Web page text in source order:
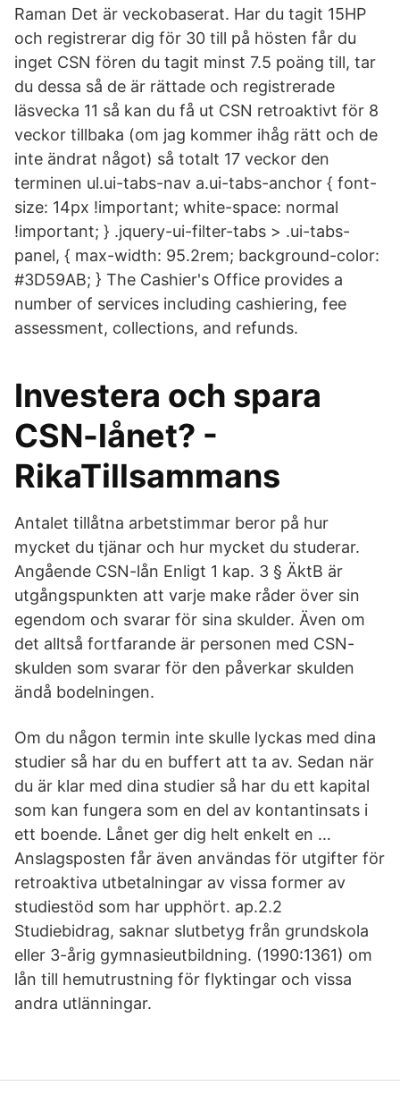
Raman Det är veckobaserat. Har du tagit 15HP
och registrerar dig för 30 till på hösten får du
inget CSN fören du tagit minst 7.5 poäng till, tar
du dessa så de är rättade och registrerade
läsvecka 11 så kan du få ut CSN retroaktivt för 8
veckor tillbaka (om jag kommer ihåg rätt och de
inte ändrat något) så totalt 17 veckor den
terminen ul.ui-tabs-nav a.ui-tabs-anchor { font-
size: 14px !important; white-space: normal
!important; } .jquery-ui-filter-tabs > .ui-tabs-
panel, { max-width: 95.2rem; background-color:
#3D59AB; } The Cashier's Office provides a
number of services including cashiering, fee
assessment, collections, and refunds.
Investera och spara
CSN-lånet? -
RikaTillsammans
Antalet tillåtna arbetstimmar beror på hur
mycket du tjänar och hur mycket du studerar.
Angående CSN-lån Enligt 1 kap. 3 § ÄktB är
utgångspunkten att varje make råder över sin
egendom och svarar för sina skulder. Även om
det alltså fortfarande är personen med CSN-
skulden som svarar för den påverkar skulden
ändå bodelningen.
Om du någon termin inte skulle lyckas med dina
studier så har du en buffert att ta av. Sedan när
du är klar med dina studier så har du ett kapital
som kan fungera som en del av kontantinsats i
ett boende. Lånet ger dig helt enkelt en …
Anslagsposten får även användas för utgifter för
retroaktiva utbetalningar av vissa former av
studiestöd som har upphört. ap.2.2
Studiebidrag, saknar slutbetyg från grundskola
eller 3-årig gymnasieutbildning. (1990:1361) om
lån till hemutrustning för flyktingar och vissa
andra utlänningar.